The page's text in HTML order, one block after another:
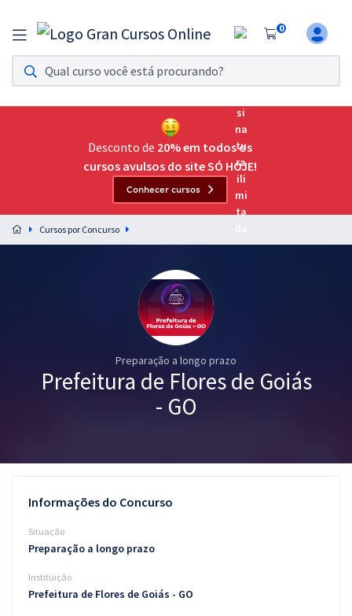
0
Assinatura Ilimitada 11
Acesso a todos os cursos. Teste grátis por 7 dias!
Assinatura OAB Até Passar
Acesso ilimitado a toda preparação para o Exame da
Preparação completa e intensiva para as principais
residências em saúde do Brasil
Conteúdo gratuito
Blog
Desconto de 20% em todos os
cursos avulsos do site SÓ HOJE!
Conhecer cursos
Cursos por Concurso
Preparação a longo prazo
Prefeitura de Flores de Goiás
- GO
Informações do Concurso
Situação
Preparação a longo prazo
Instituição
Prefeitura de Flores de Goiás - GO